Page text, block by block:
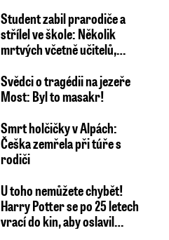
Student zabil prarodiče a
střílel ve škole: Několik
mrtvých včetně učitelů,…
Svědci o tragédii na jezeře
Most: Byl to masakr!
Smrt holčičky v Alpách:
Češka zemřela při túře s
rodiči
U toho nemůžete chybět!
Harry Potter se po 25 letech
vrací do kin, aby oslavil…